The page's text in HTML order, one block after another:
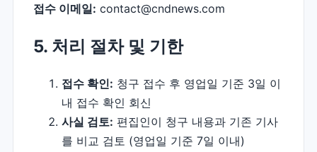
접수 이메일: contact@cndnews.com
5. 처리 절차 및 기한
접수 확인: 청구 접수 후 영업일 기준 3일 이
내 접수 확인 회신
사실 검토: 편집인이 청구 내용과 기존 기사
를 비교 검토 (영업일 기준 7일 이내)